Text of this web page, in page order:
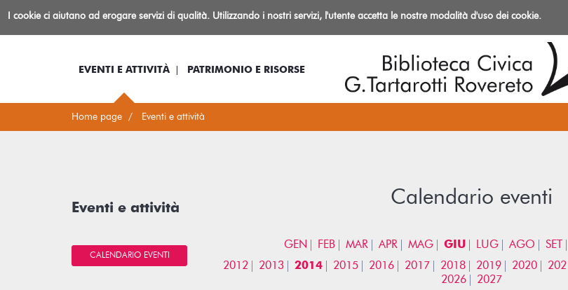
BibliotecaIo sono... Log-in Informazioni
EVENTI E ATTIVITÀ PATRIMONIO E RISORSE
Home page Eventi e attività
Calendario eventi
GEN FEB MAR APR MAG GIU LUG AGO SET
2012
2013 2014 2015 2016 2017 2018 2019 2020 2021
2026
2027
Eventi e attività
CALENDARIO EVENTI
I cookie ci aiutano ad erogare servizi di qualità. Utilizzando i nostri servizi, l'utente accetta le nostre modalità d'uso dei cookie.